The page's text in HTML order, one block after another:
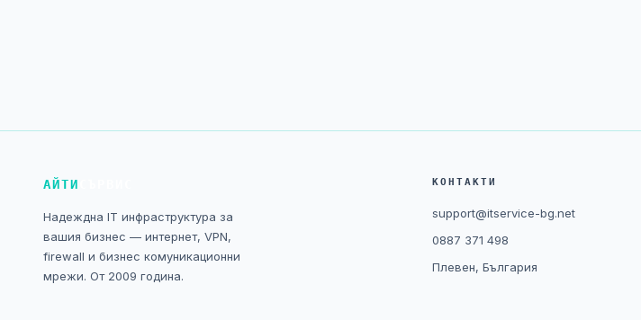
АЙТИ
Надеждна IT инфраструктура за
вашия бизнес — интернет, VPN,
firewall и бизнес комуникационни
мрежи. От 2009 година.
КОНТАКТИ
support@itservice-bg.net
0887 371 498
Плевен, България